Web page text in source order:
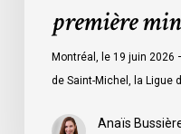
ministre
Québec
première
Montréal, le 19 juin 2026
de Saint-Michel, la Ligue
Anaïs